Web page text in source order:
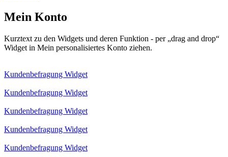
Mein Konto
Kurztext zu den Widgets und deren Funktion - per „drag and drop“
Widget in Mein personalisiertes Konto ziehen.
Kundenbefragung Widget
Kundenbefragung Widget
Kundenbefragung Widget
Kundenbefragung Widget
Kundenbefragung Widget